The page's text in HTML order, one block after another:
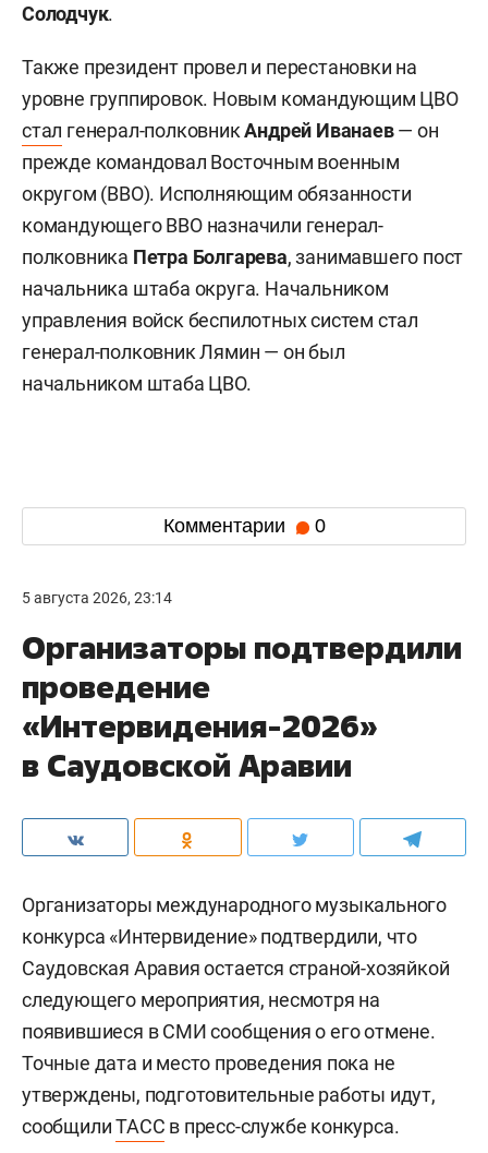
Солодчук.
Также президент провел и перестановки на
уровне группировок. Новым командующим ЦВО
стал генерал-полковникАндрей Иванаев— он
прежде командовал Восточным военным
округом (ВВО). Исполняющим обязанности
командующего ВВО назначили генерал-
полковника Петра Болгарева, занимавшего пост
начальника штаба округа. Начальником
управления войск беспилотных систем стал
генерал-полковник Лямин — он был
начальником штаба ЦВО.
Комментарии 0
5 августа 2026, 23:14
Организаторы подтвердили
проведение
«Интервидения-2026»
в Саудовской Аравии
Организаторы международного музыкального
конкурса «Интервидение» подтвердили, что
Саудовская Аравия остается страной-хозяйкой
следующего мероприятия, несмотря на
появившиеся в СМИ сообщения о его отмене.
Точные дата и место проведения пока не
утверждены, подготовительные работы идут,
сообщилиТАСС в пресс-службе конкурса.